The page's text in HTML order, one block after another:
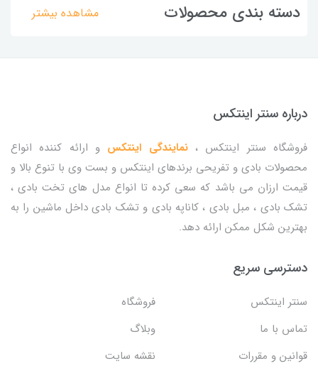
دسته بندی محصولات مشاهده بیشتر
درباره سنتر اینتکس
فروشگاه سنتر اینتکس ،نمایندگی اینتکس و ارائه کننده انواع
محصولات بادی و تفریحی برندهای اینتکس و بست وی با تنوع بالا و
قیمت ارزان می باشد که سعی کرده تا انواع مدل های تخت بادی ،
تشک بادی ، مبل بادی ، کاناپه بادی و تشک بادی داخل ماشین را به
بهترین شکل ممکن ارائه دهد.
دسترسی سریع
سنتر اینتکس
فروشگاه
تماس با ما
وبلاگ
قوانین و مقررات
نقشه سایت